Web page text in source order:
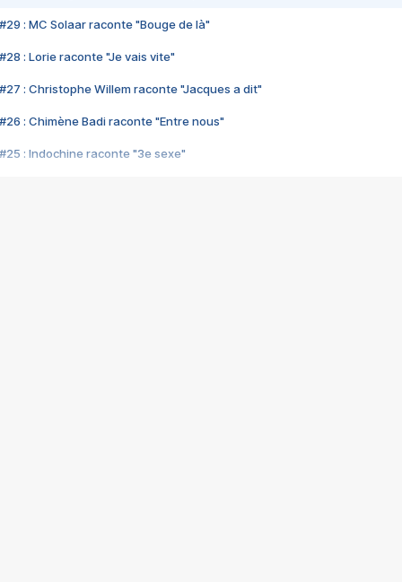
#29 : MC Solaar raconte "Bouge de là"
#28 : Lorie raconte "Je vais vite"
#27 : Christophe Willem raconte "Jacques a dit"
#26 : Chimène Badi raconte "Entre nous"
#25 : Indochine raconte "3e sexe"